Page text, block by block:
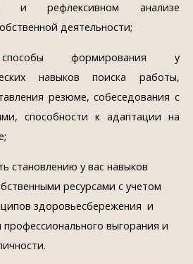
и рефлексивном анализе
деятельности;
формирования у
навыков поиска работы,
резюме, собеседования с
способности к адаптации на
становлению у вас навыков
ресурсами с учетом
здоровьесбережения и
выгорания и